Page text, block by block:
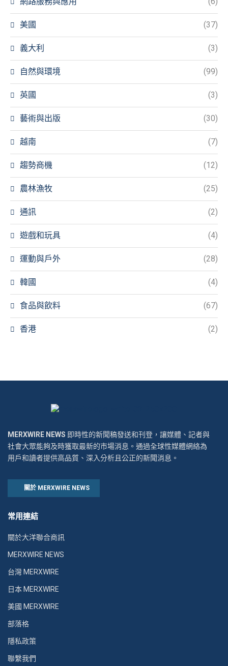
美國 (37)
義大利 (3)
自然與環境 (99)
英國 (3)
藝術與出版 (30)
越南 (7)
趨勢商機 (12)
農林漁牧 (25)
通訊 (2)
遊戲和玩具 (4)
運動與戶外 (28)
韓國 (4)
食品與飲料 (67)
香港 (2)
MERXWIRE NEWS 即時性的新聞稿發送和刊登，讓媒體、記者與
社會大眾能夠及時獲取最新的市場消息。通過全球性媒體網絡為
用戶和讀者提供高品質、深入分析且公正的新聞消息。
關於 MERXWIRE NEWS
常用連結
關於大洋聯合商訊
MERXWIRE NEWS
台灣 MERXWIRE
日本 MERXWIRE
美國 MERXWIRE
部落格
隱私政策
聯繫我們